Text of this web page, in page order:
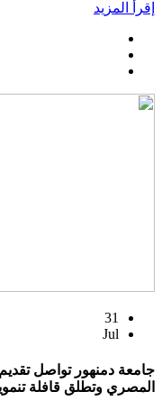
إقرأ المزيد
31
Jul
جامعة دمنهور تواصل
المصري وتطلق قافلة